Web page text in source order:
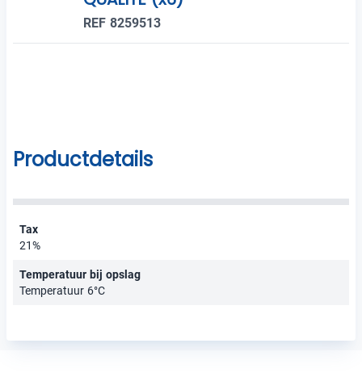
REF 8259513
Productdetails
Tax
21%
Temperatuur bij opslag
Temperatuur 6°C